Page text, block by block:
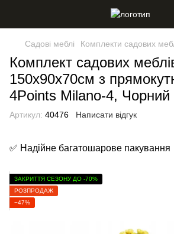
Садові меблі Комплекти садових
Комплект садових
150х90х70см з
4Points Milano-4, Чорний
Артикул: 40476 Написати відгук
✅ Надійне багатошарове пакування
ЗАКРИТТЯ СЕЗОНУ ДО -70%
РОЗПРОДАЖ
−47%